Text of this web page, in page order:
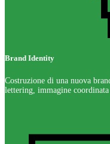
Brand Identity
Costruzione di una nuova
lettering, immagine